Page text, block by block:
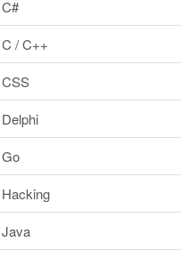
C#
C / C++
CSS
Delphi
Go
Hacking
Java